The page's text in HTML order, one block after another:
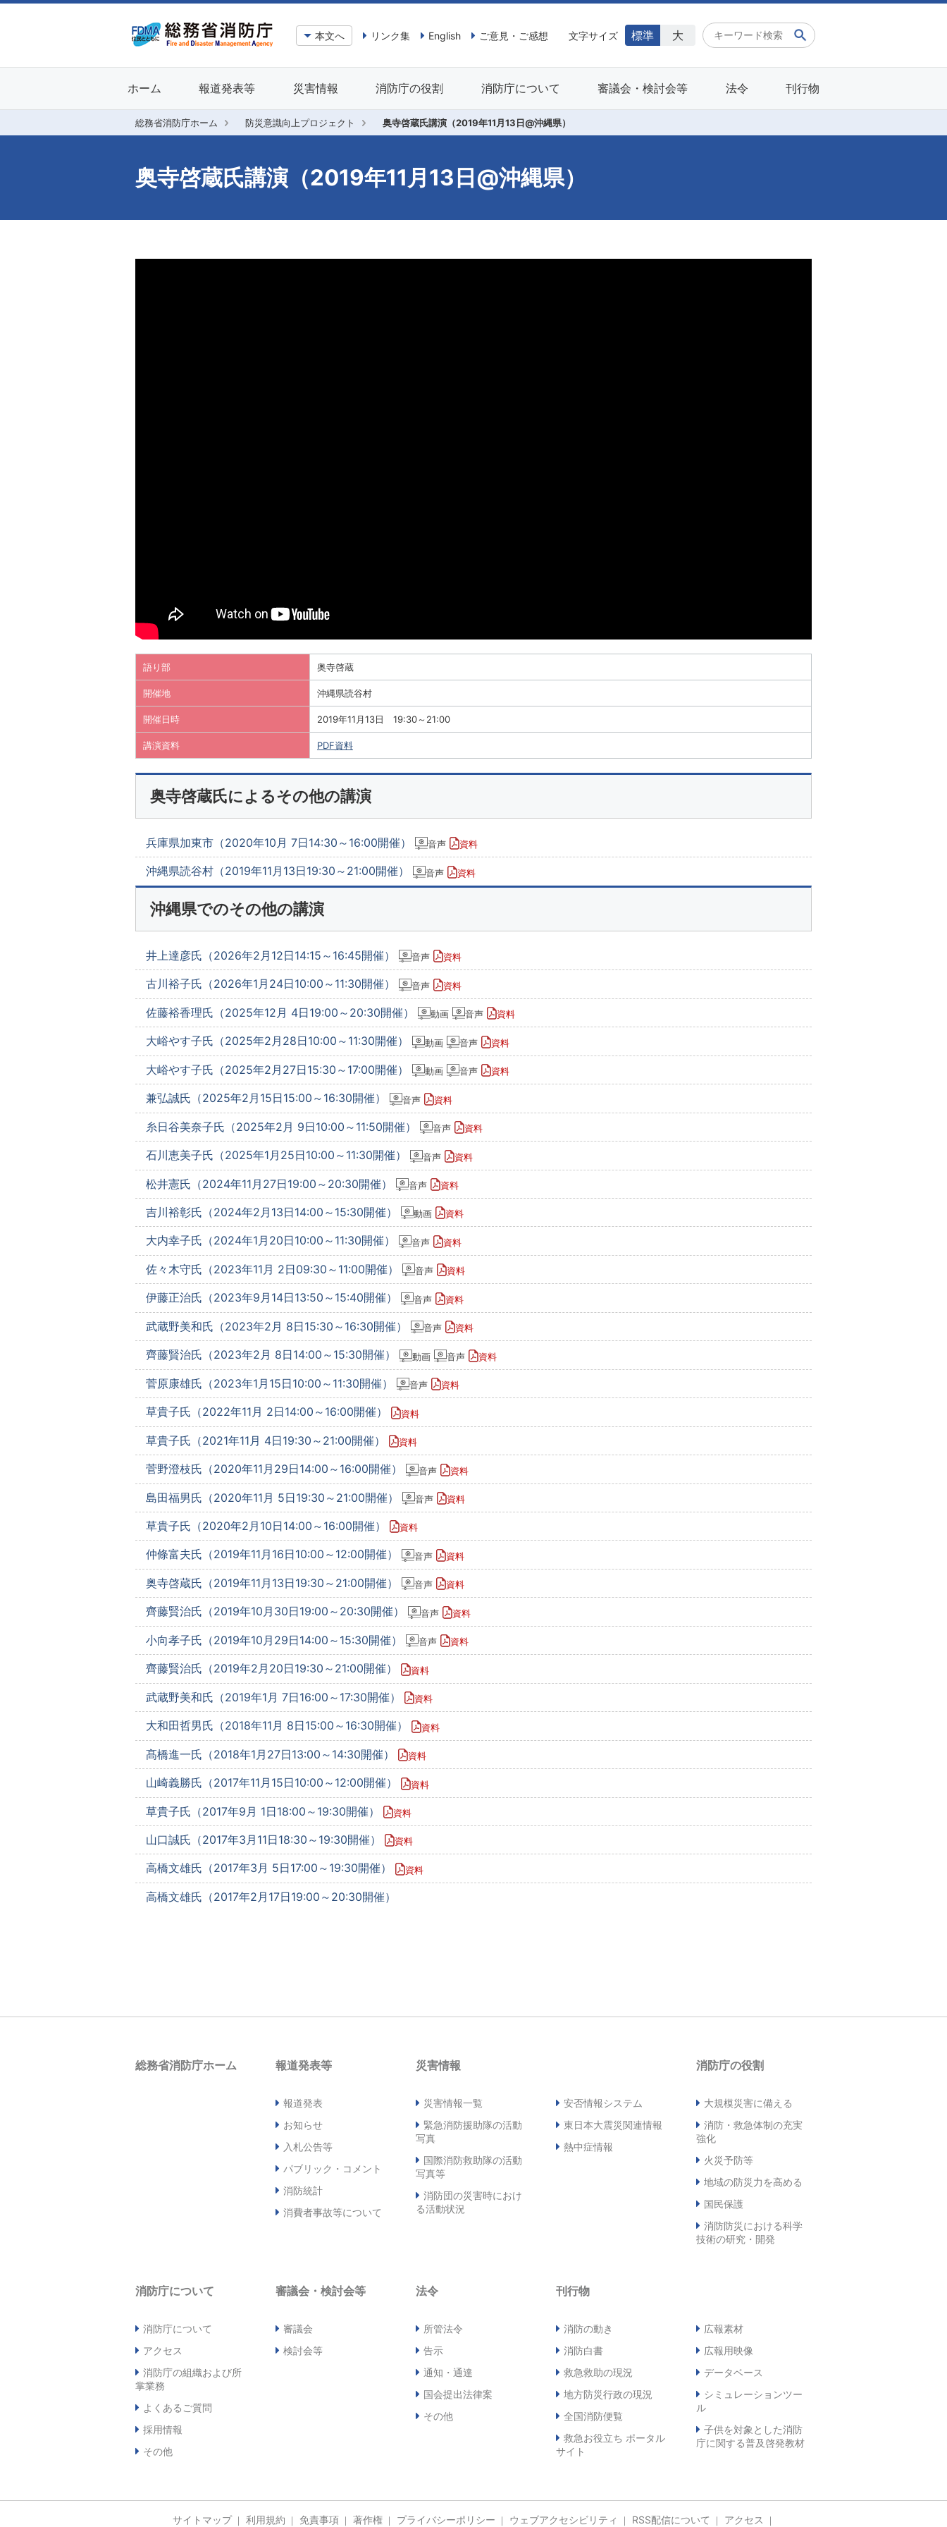
本文へ リンク集 English ご意見・ご感想 文字サイズ 標準 大
ホーム 報道発表等 災害情報 消防庁の役割 消防庁について 審議会・検討会等 法令 刊行物
総務省消防庁ホーム 防災意識向上プロジェクト 奥寺啓蔵氏講演（2019年11月13日@沖縄県）
奥寺啓蔵氏講演（2019年11月13日@沖縄県）
語り部 奥寺啓蔵
開催地 沖縄県読谷村
開催日時 2019年11月13日 19:30～21:00
講演資料 PDF資料
奥寺啓蔵氏によるその他の講演
兵庫県加東市（2020年10月 7日14:30～16:00開催） 音声 資料
沖縄県読谷村（2019年11月13日19:30～21:00開催） 音声 資料
沖縄県でのその他の講演
井上達彦氏（2026年2月12日14:15～16:45開催） 音声 資料
古川裕子氏（2026年1月24日10:00～11:30開催） 音声 資料
佐藤裕香理氏（2025年12月 4日19:00～20:30開催） 動画 音声 資料
大峪やす子氏（2025年2月28日10:00～11:30開催） 動画 音声 資料
大峪やす子氏（2025年2月27日15:30～17:00開催） 動画 音声 資料
兼弘誠氏（2025年2月15日15:00～16:30開催） 音声 資料
糸日谷美奈子氏（2025年2月 9日10:00～11:50開催） 音声 資料
石川恵美子氏（2025年1月25日10:00～11:30開催） 音声 資料
松井憲氏（2024年11月27日19:00～20:30開催） 音声 資料
吉川裕彰氏（2024年2月13日14:00～15:30開催） 動画 資料
大内幸子氏（2024年1月20日10:00～11:30開催） 音声 資料
佐々木守氏（2023年11月 2日09:30～11:00開催） 音声 資料
伊藤正治氏（2023年9月14日13:50～15:40開催） 音声 資料
武蔵野美和氏（2023年2月 8日15:30～16:30開催） 音声 資料
齊藤賢治氏（2023年2月 8日14:00～15:30開催） 動画 音声 資料
菅原康雄氏（2023年1月15日10:00～11:30開催） 音声 資料
草貴子氏（2022年11月 2日14:00～16:00開催） 資料
草貴子氏（2021年11月 4日19:30～21:00開催） 資料
菅野澄枝氏（2020年11月29日14:00～16:00開催） 音声 資料
島田福男氏（2020年11月 5日19:30～21:00開催） 音声 資料
草貴子氏（2020年2月10日14:00～16:00開催） 資料
仲條富夫氏（2019年11月16日10:00～12:00開催） 音声 資料
奥寺啓蔵氏（2019年11月13日19:30～21:00開催） 音声 資料
齊藤賢治氏（2019年10月30日19:00～20:30開催） 音声 資料
小向孝子氏（2019年10月29日14:00～15:30開催） 音声 資料
齊藤賢治氏（2019年2月20日19:30～21:00開催） 資料
武蔵野美和氏（2019年1月 7日16:00～17:30開催） 資料
大和田哲男氏（2018年11月 8日15:00～16:30開催） 資料
髙橋進一氏（2018年1月27日13:00～14:30開催） 資料
山崎義勝氏（2017年11月15日10:00～12:00開催） 資料
草貴子氏（2017年9月 1日18:00～19:30開催） 資料
山口誠氏（2017年3月11日18:30～19:30開催） 資料
高橋文雄氏（2017年3月 5日17:00～19:30開催） 資料
高橋文雄氏（2017年2月17日19:00～20:30開催）
総務省消防庁ホーム 報道発表等
報道発表
お知らせ
入札公告等
パブリック・コメント
消防統計
消費者事故等について
災害情報
災害情報一覧
緊急消防援助隊の活動
写真
国際消防救助隊の活動
写真等
消防団の災害時におけ
る活動状況
安否情報システム
東日本大震災関連情報
熱中症情報
消防庁の役割
大規模災害に備える
消防・救急体制の充実
強化
火災予防等
地域の防災力を高める
国民保護
消防防災における科学
技術の研究・開発
消防庁について
消防庁について
アクセス
消防庁の組織および所
掌業務
よくあるご質問
採用情報
その他
審議会・検討会等
審議会
検討会等
法令
所管法令
告示
通知・通達
国会提出法律案
その他
刊行物
消防の動き
消防白書
救急救助の現況
地方防災行政の現況
全国消防便覧
救急お役立ち ポータル
サイト
広報素材
広報用映像
データベース
シミュレーションツー
ル
子供を対象とした消防
庁に関する普及啓発教材
サイトマップ 利用規約 免責事項 著作権 プライバシーポリシー ウェブアクセシビリティ RSS配信について アクセス